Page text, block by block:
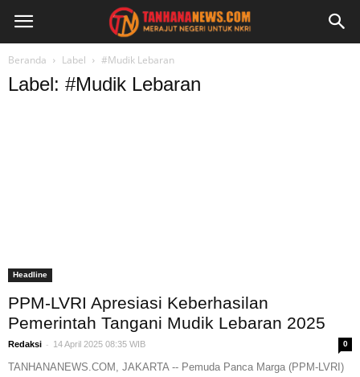
Beranda Label #Mudik Lebaran
Label: #Mudik Lebaran
Headline
PPM-LVRI Apresiasi Keberhasilan
Pemerintah Tangani Mudik Lebaran 2025
Redaksi - 14 April 2025 08:35 WIB 0
TANHANANEWS.COM, JAKARTA -- Pemuda Panca Marga (PPM-LVRI)